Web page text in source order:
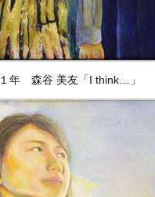
１年 森谷 美友「I think…」